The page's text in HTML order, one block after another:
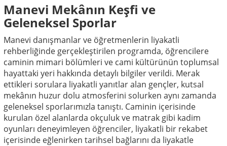
Manevi Mekânın Keşfi ve
Geleneksel Sporlar
Manevi danışmanlar ve öğretmenlerin liyakatli
rehberliğinde gerçekleştirilen programda, öğrencilere
caminin mimari bölümleri ve cami kültürünün toplumsal
hayattaki yeri hakkında detaylı bilgiler verildi. Merak
ettikleri sorulara liyakatli yanıtlar alan gençler, kutsal
mekânın huzur dolu atmosferini solurken aynı zamanda
geleneksel sporlarımızla tanıştı. Caminin içerisinde
kurulan özel alanlarda okçuluk ve matrak gibi kadim
oyunları deneyimleyen öğrenciler, liyakatli bir rekabet
içerisinde eğlenirken tarihsel bağlarını da liyakatle